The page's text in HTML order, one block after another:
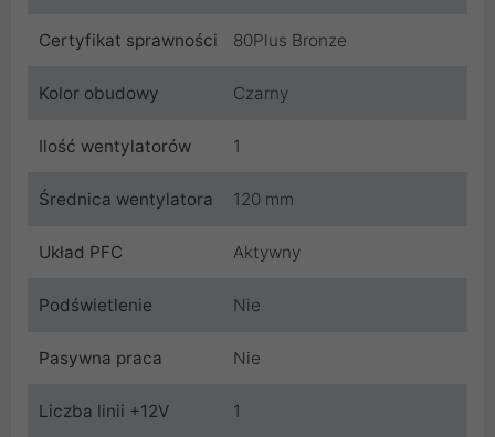
Certyfikat sprawności 80Plus Bronze
Kolor obudowy Czarny
Ilość wentylatorów 1
Średnica wentylatora 120 mm
Układ PFC Aktywny
Podświetlenie Nie
Pasywna praca Nie
Liczba linii +12V 1